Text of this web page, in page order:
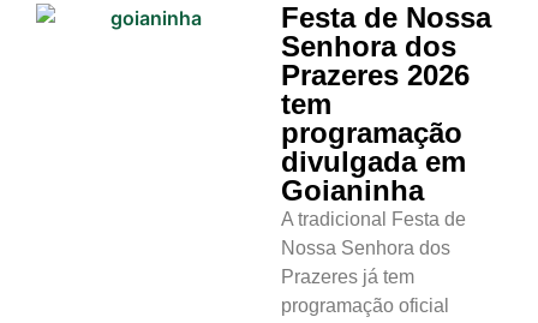
Festa de Nossa
Senhora dos
Prazeres 2026
tem
programação
divulgada em
Goianinha
A tradicional Festa de
Nossa Senhora dos
Prazeres já tem
programação oficial